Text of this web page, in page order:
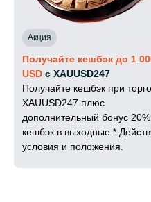
Акция
Получайте кешбэк до 1
USD с XAUUSD247
Получайте кешбэк при
XAUUSD247 плюс
дополнительный бонус
кешбэк в выходные.*
условия и положения.